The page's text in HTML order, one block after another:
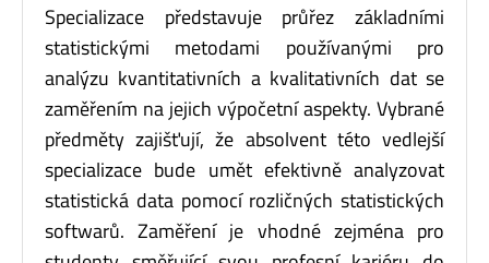
Specializace představuje průřez základními
statistickými metodami používanými pro
analýzu kvantitativních a kvalitativních dat se
zaměřením na jejich výpočetní aspekty. Vybrané
předměty zajišťují, že absolvent této vedlejší
specializace bude umět efektivně analyzovat
statistická data pomocí rozličných statistických
softwarů. Zaměření je vhodné zejména pro